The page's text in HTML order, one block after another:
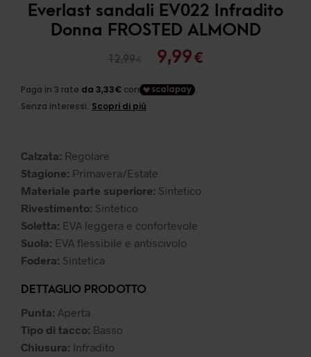
Everlast sandali EV022 Infradito
Donna FROSTED ALMOND
12,99€
Il
originale
9,99€Il
Calzata: Regolare
Stagione: Primavera/Estate
Materiale parte superiore: Sintetico
Rivestimento: Sintetico
Soletta: EVA leggera e confortevole
Suola: EVA flessibile e antiscivolo
Fodera: Sintetica
DETTAGLIO PRODOTTO
Punta: Aperta
Tipo di tacco: Basso
Chiusura: Infradito